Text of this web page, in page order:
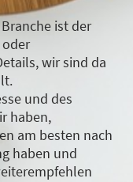
ist der
oder
wir sind da
und des
haben,
am besten nach
haben und